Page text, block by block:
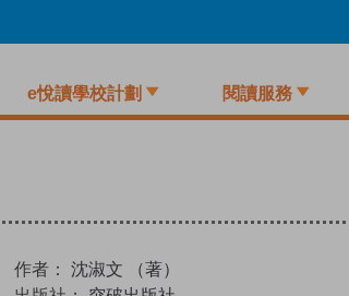
e悅讀學校計劃 閱讀服務
作者： 沈淑文 （著）